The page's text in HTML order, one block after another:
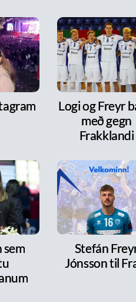
Logi og Freyr
með gegn
Frakklandi
sem
Stefán
Jónsson til